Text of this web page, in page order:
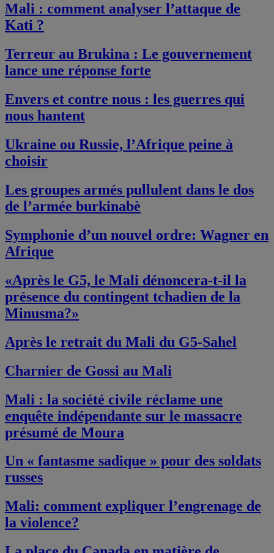
Mali : comment analyser l’attaque de
Kati ?
Terreur au Brukina : Le gouvernement
lance une réponse forte
Envers et contre nous : les guerres qui
nous hantent
Ukraine ou Russie, l’Afrique peine à
choisir
Les groupes armés pullulent dans le dos
de l’armée burkinabè
Symphonie d’un nouvel ordre: Wagner en
Afrique
«Après le G5, le Mali dénoncera-t-il la
présence du contingent tchadien de la
Minusma?»
Après le retrait du Mali du G5-Sahel
Charnier de Gossi au Mali
Mali : la société civile réclame une
enquête indépendante sur le massacre
présumé de Moura
Un « fantasme sadique » pour des soldats
russes
Mali: comment expliquer l’engrenage de
la violence?